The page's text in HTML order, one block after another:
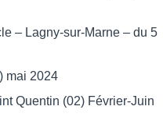
– Lagny-sur-Marne – du 5
mai 2024
Quentin (02) Février-Juin